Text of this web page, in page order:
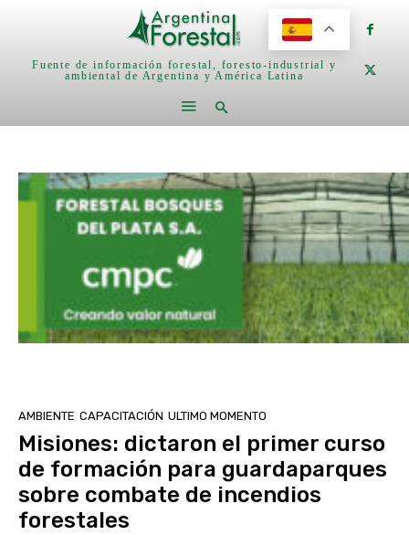
Fuente de información forestal, foresto-industrial y
ambiental de Argentina y América Latina
AMBIENTE CAPACITACIÓN ULTIMO MOMENTO
Misiones: dictaron el primer curso
de formación para guardaparques
sobre combate de incendios
forestales